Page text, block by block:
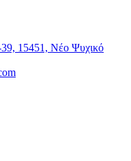
15451, Νέο Ψυχικό